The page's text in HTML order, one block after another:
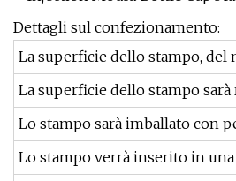
Dettagli sul confezionamento:
La superficie dello stampo, del
La superficie dello stampo
Lo stampo sarà imballato con
Lo stampo verrà inserito in